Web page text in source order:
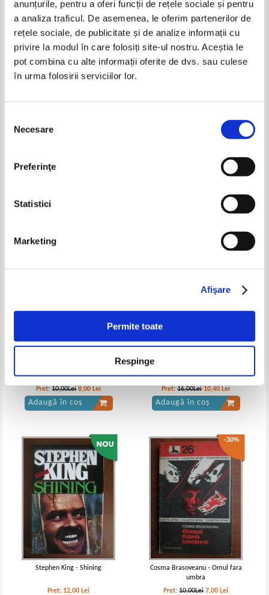
anunțurile, pentru a oferi funcții de rețele sociale și pentru
a analiza traficul. De asemenea, le oferim partenerilor de
rețele sociale, de publicitate și de analize informații cu
privire la modul în care folosiți site-ul nostru. Aceștia le
pot combina cu alte informații oferite de dvs. sau culese
în urma folosirii serviciilor lor.
consimțământului
Necesare
Preferinţe
Statistici
Marketing
Afişare
Permite toate
Respinge
Produse din aceeasi categorie
-20%
Alistair MacLean - Forta 10 din
Adaugă în coș
-50%
Evan Hunter - Criminal
Pret:10,00Lei 8,00 Lei
Adaugă în coș
-35%
Cosma Brasoveanu - Un martor
incomod
Pret:16,00Lei 10,40 Lei
Adaugă în coș
Stephen King - Shining
Pret: 12,00 Lei
-30%
Cosma Brasoveanu - Omul fara
umbra
Pret:10,00Lei 7,00 Lei